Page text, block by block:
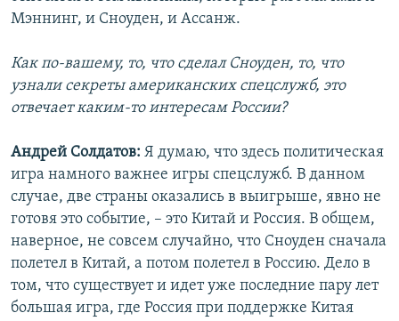
Мэннинг, и Сноуден, и Ассанж.
Как по-вашему, то, что сделал Сноуден, то, что
узнали секреты американских спецслужб, это
отвечает каким-то интересам России?
Андрей Солдатов: Я думаю, что здесь политическая
игра намного важнее игры спецслужб. В данном
случае, две страны оказались в выигрыше, явно не
готовя это событие, – это Китай и Россия. В общем,
наверное, не совсем случайно, что Сноуден сначала
полетел в Китай, а потом полетел в Россию. Дело в
том, что существует и идет уже последние пару лет
большая игра, где Россия при поддержке Китая